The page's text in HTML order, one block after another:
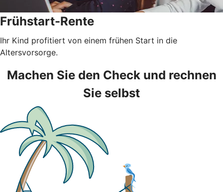
Frühstart-Rente
Ihr Kind profitiert von einem frühen Start in die
Altersvorsorge.
Machen Sie den Check und rechnen
Sie selbst